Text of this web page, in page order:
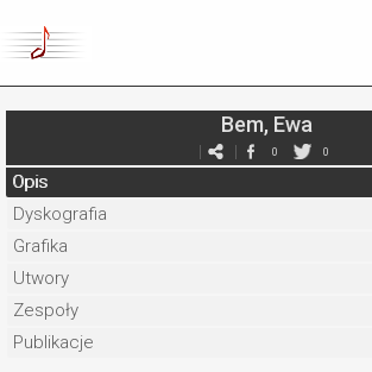
Bem, Ewa
0 0
Opis
Dyskografia
Grafika
Utwory
Zespoły
Publikacje